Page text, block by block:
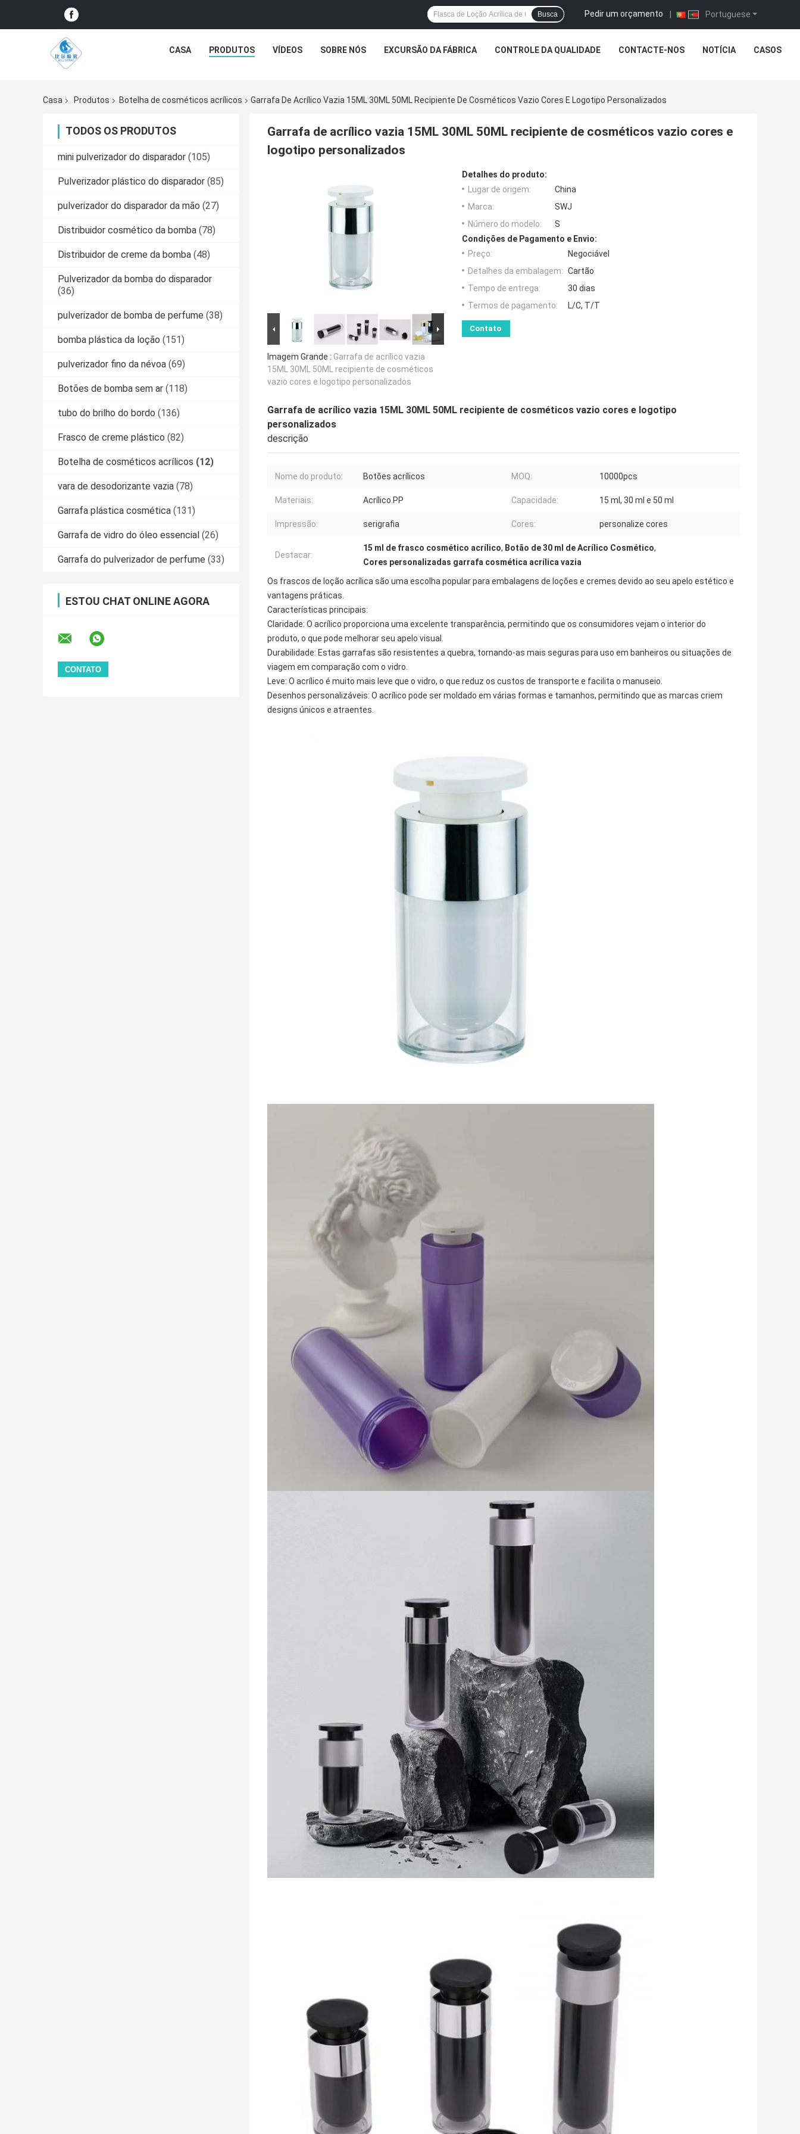
Portuguese
Pedir um orçamento |
Busca
CASA PRODUTOS VÍDEOS SOBRE NÓS EXCURSÃO DA FÁBRICA CONTROLE DA QUALIDADE CONTACTE-NOS NOTÍCIA CASOS
Casa Produtos Botelha de cosméticos acrílicos Garrafa De Acrílico Vazia 15ML 30ML 50ML Recipiente De Cosméticos Vazio Cores E Logotipo Personalizados
TODOS OS PRODUTOS
mini pulverizador do disparador (105)
Pulverizador plástico do disparador (85)
pulverizador do disparador da mão (27)
Distribuidor cosmético da bomba (78)
Distribuidor de creme da bomba (48)
Pulverizador da bomba do disparador
(36)
pulverizador de bomba de perfume (38)
bomba plástica da loção (151)
pulverizador fino da névoa (69)
Botões de bomba sem ar (118)
tubo do brilho do bordo (136)
Frasco de creme plástico (82)
Botelha de cosméticos acrílicos (12)
vara de desodorizante vazia (78)
Garrafa plástica cosmética (131)
Garrafa de vidro do óleo essencial (26)
Garrafa do pulverizador de perfume (33)
ESTOU CHAT ONLINE AGORA
Garrafa de acrílico vazia 15ML 30ML 50ML recipiente de cosméticos vazio cores e
logotipo personalizados
Imagem Grande : Garrafa de acrílico vazia
15ML 30ML 50ML recipiente de cosméticos
vazio cores e logotipo personalizados
Detalhes do produto:
Lugar de origem:
China
Marca:
SWJ
Número do modelo:
S
Condições de Pagamento e Envio:
Preço:
Negociável
Detalhes da embalagem: Cartão
Tempo de entrega:
30 dias
Termos de pagamento:
L/C, T/T
Contato
Garrafa de acrílico vazia 15ML 30ML 50ML recipiente de cosméticos vazio cores e logotipo
personalizados
descrição
Nome do produto: Botões acrílicos MOQ: 10000pcs
Materiais: Acrílico.PP Capacidade: 15 ml, 30 ml e 50 ml
Impressão: serigrafia Cores: personalize cores
Destacar:
15 ml de frasco cosmético acrílico, Botão de 30 ml de Acrílico Cosmético,
Cores personalizadas garrafa cosmética acrílica vazia
Os frascos de loção acrílica são uma escolha popular para embalagens de loções e cremes devido ao seu apelo estético e
vantagens práticas.
Características principais:
Claridade: O acrílico proporciona uma excelente transparência, permitindo que os consumidores vejam o interior do
produto, o que pode melhorar seu apelo visual.
Durabilidade: Estas garrafas são resistentes a quebra, tornando-as mais seguras para uso em banheiros ou situações de
viagem em comparação com o vidro.
Leve: O acrílico é muito mais leve que o vidro, o que reduz os custos de transporte e facilita o manuseio.
Desenhos personalizáveis: O acrílico pode ser moldado em várias formas e tamanhos, permitindo que as marcas criem
designs únicos e atraentes.